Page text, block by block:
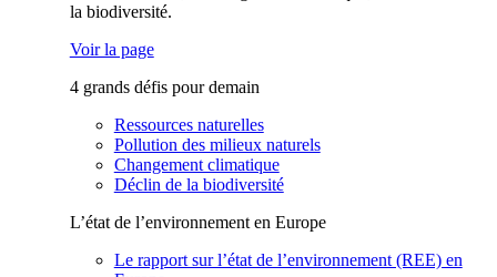
la biodiversité.
Voir la page
4 grands défis pour demain
Ressources naturelles
Pollution des milieux naturels
Changement climatique
Déclin de la biodiversité
L’état de l’environnement en Europe
Le rapport sur l’état de l’environnement (REE) en